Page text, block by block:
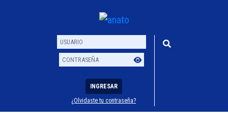
Usuario
Contraseña
INGRESAR
¿Olvidaste tu contraseña?